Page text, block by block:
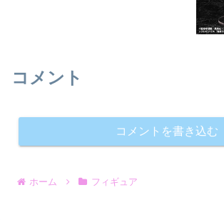
コメント
コメントを書き込む
ホーム フィギュア